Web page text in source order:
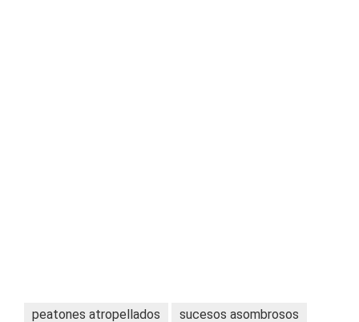
peatones atropellados
sucesos asombrosos